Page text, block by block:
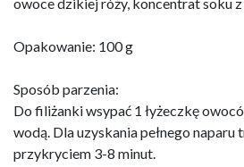
Opakowanie: 100 g
Sposób parzenia:
Do filiżanki wsypać 1 łyżeczkę
wodą. Dla uzyskania pełnego naparu
przykryciem 3-8 minut.